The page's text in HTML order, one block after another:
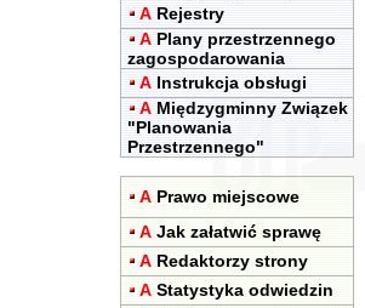
A Rejestry
A Plany przestrzennego
zagospodarowania
A Instrukcja obsługi
A Międzygminny Związek
"Planowania
Przestrzennego"
A Prawo miejscowe
A Jak załatwić sprawę
A Redaktorzy strony
A Statystyka odwiedzin